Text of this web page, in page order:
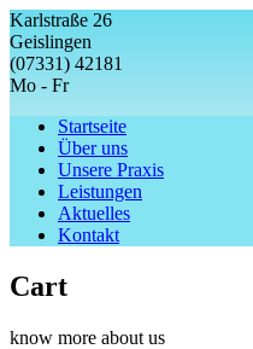
Karlstraße 26
Geislingen
(07331) 42181
Mo - Fr
Startseite
Über uns
Unsere Praxis
Leistungen
Aktuelles
Kontakt
Cart
know more about us